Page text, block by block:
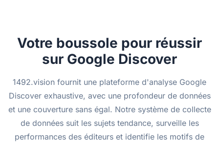
Votre boussole pour réussir
sur Google Discover
1492.vision fournit une plateforme d'analyse Google
Discover exhaustive, avec une profondeur de données
et une couverture sans égal. Notre système de collecte
de données suit les sujets tendance, surveille les
performances des éditeurs et identifie les motifs de